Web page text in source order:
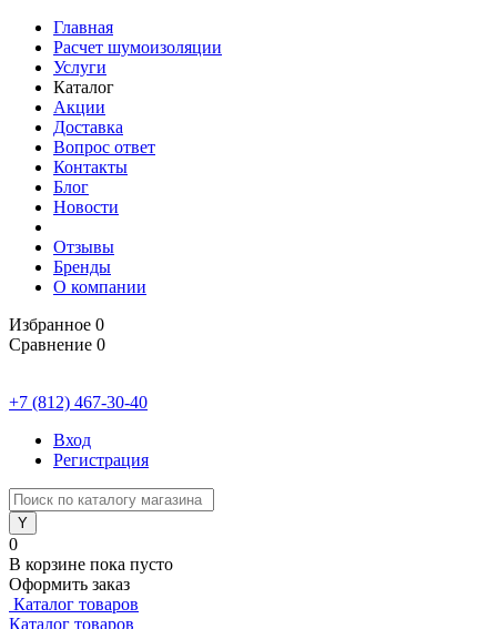
Главная
Расчет шумоизоляции
Услуги
Каталог
Акции
Доставка
Вопрос ответ
Контакты
Блог
Новости
Отзывы
Бренды
О компании
Избранное 0
Сравнение 0
+7 (812) 467-30-40
Вход
Регистрация
0
В корзине пока пусто
Оформить заказ
Каталог товаров
Каталог товаров